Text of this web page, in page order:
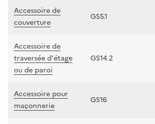
Accessoire de
couverture
GS5.1
Accessoire de
traversée d'étage
ou de paroi
GS14.2
Accessoire pour
maçonnerie
GS16